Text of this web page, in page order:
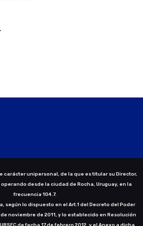
carácter unipersonal, de la que es titular su Director,
operando desde la ciudad de Rocha, Uruguay, en la
frecuencia 104.7.
según lo dispuesto en el Art.1 del Decreto del Poder
de noviembre de 2011, y lo establecido en Resolución